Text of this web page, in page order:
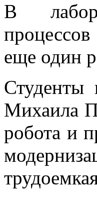
В
еще один
Студенты
Михаила
робота и